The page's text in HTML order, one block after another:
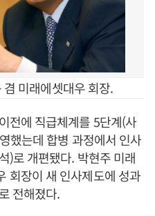
미래에셋대우 회장.
전에 직급체계를 5단계(사
했는데 합병 과정에서 인사
)로 개편됐다. 박현주 미래
회장이 새 인사제도에 성과
전해졌다.